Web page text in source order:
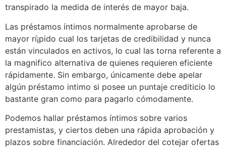
transpirado la medida de interés de mayor baja.
Las préstamos íntimos normalmente aprobarse de
mayor rí¡pido cual los tarjetas de credibilidad y nunca
están vinculados en activos, lo cual las torna referente a
la magnifico alternativa de quienes requieren eficiente
rápidamente. Sin embargo, únicamente debe apelar
algún préstamo intimo si posee un puntaje crediticio lo
bastante gran como para pagarlo cómodamente.
Podemos hallar préstamos íntimos sobre varios
prestamistas, y ciertos deben una rápida aprobación y
plazos sobre financiación. Alrededor del cotejar ofertas